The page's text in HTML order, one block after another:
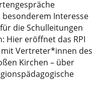
Interesse
die Schulleitungen
Hier eröffnet das RPI
mit Vertreter*innen des
Kirchen – über